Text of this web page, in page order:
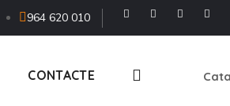
964 620 010
CONTACTE